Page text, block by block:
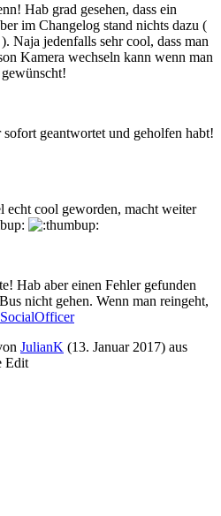
Hab grad gesehen, dass ein
im Changelog stand nichts dazu (
Naja jedenfalls sehr cool, dass man
Kamera wechseln kann wenn man
geantwortet und geholfen habt!
echt cool geworden, macht weiter
Hab aber einen Fehler gefunden
nicht gehen. Wenn man reingeht,
JulianK (13. Januar 2017) aus
Edit